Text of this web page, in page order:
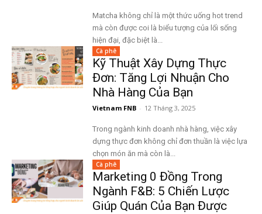
Matcha không chỉ là một thức uống hot trend
mà còn được coi là biểu tượng của lối sống
hiện đại, đặc biệt là...
Cà phê
Kỹ Thuật Xây Dựng Thực
Đơn: Tăng Lợi Nhuận Cho
Nhà Hàng Của Bạn
Vietnam FNB - 12 Tháng 3, 2025
​Trong ngành kinh doanh nhà hàng, việc xây
dựng thực đơn không chỉ đơn thuần là việc lựa
chọn món ăn mà còn là...
Cà phê
Marketing 0 Đồng Trong
Ngành F&B: 5 Chiến Lược
Giúp Quán Của Bạn Được